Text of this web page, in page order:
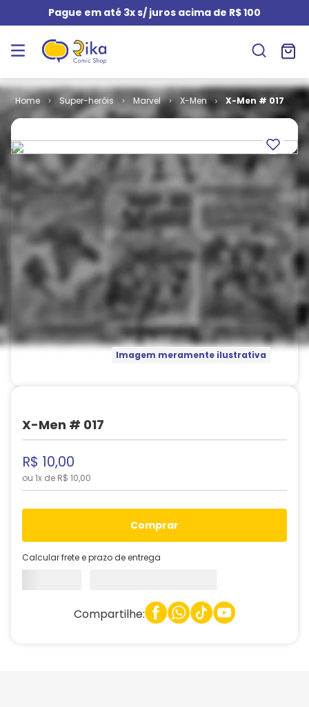
Pague em até 3x s/ juros acima de R$ 100
Super-heróis Marvel X-Men X-Men # 017
Imagem meramente ilustrativa
X-Men # 017
R$ 10,00
ou 1x de R$ 10,00
comprar
Calcular frete e prazo de entrega
Compartilhe: